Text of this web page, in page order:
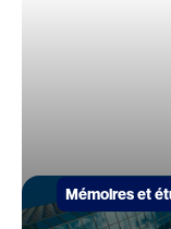
Mémoires et